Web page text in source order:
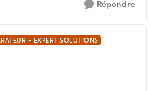
Répondre
- EXPERT SOLUTIONS